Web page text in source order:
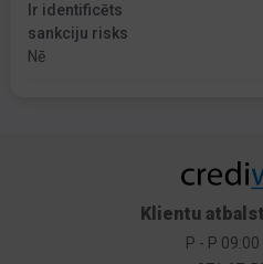
Ir identificēts
sankciju risks
Nē
Klientu
P - P